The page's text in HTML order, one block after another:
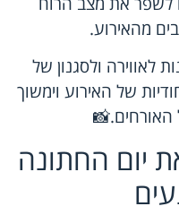
מהאירוע.
לאווירה ולסגנון של
של האירוע וימשוך
יום החתונה